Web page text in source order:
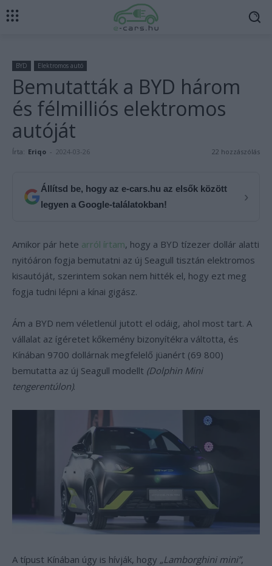
BYD Elektromos autó
Bemutatták a BYD három
és félmilliós elektromos
autóját
Írta: Eriqo - 2024-03-26 22 hozzászólás
Állítsd be, hogy az e-cars.hu az elsők között
legyen a Google-találatokban!
›
Amikor pár hete arról írtam, hogy a BYD tízezer dollár alatti
nyitóáron fogja bemutatni az új Seagull tisztán elektromos
kisautóját, szerintem sokan nem hitték el, hogy ezt meg
fogja tudni lépni a kínai gigász.
Ám a BYD nem véletlenül jutott el odáig, ahol most tart. A
vállalat az ígéretet kőkemény bizonyítékra váltotta, és
Kínában 9700 dollárnak megfelelő jüanért (69 800)
bemutatta az új Seagull modellt (Dolphin Mini
tengerentúlon).
A típust Kínában úgy is hívják, hogy „Lamborghini mini”,